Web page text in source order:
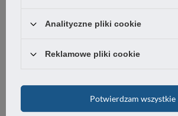
Chcę zwrócić produkt
Chcę wymienić towar
Kontakt
Analityczne pliki cookie
Reklamowe pliki cookie
Potwierdzam wszystkie